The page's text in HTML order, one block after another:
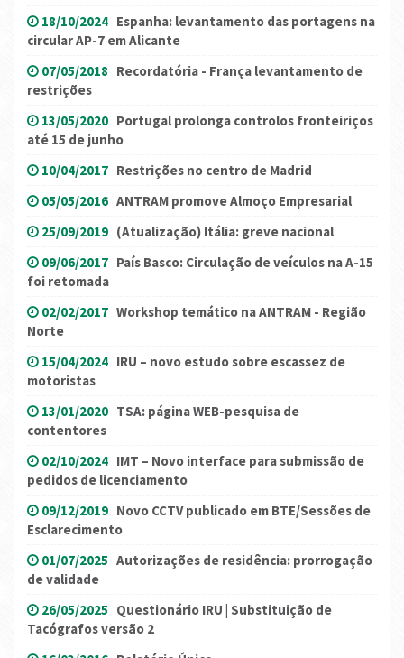
18/10/2024 Espanha: levantamento das portagens na
circular AP-7 em Alicante
07/05/2018 Recordatória - França levantamento de
restrições
13/05/2020 Portugal prolonga controlos fronteiriços
até 15 de junho
10/04/2017 Restrições no centro de Madrid
05/05/2016 ANTRAM promove Almoço Empresarial
25/09/2019 (Atualização) Itália: greve nacional
09/06/2017 País Basco: Circulação de veículos na A-15
foi retomada
02/02/2017 Workshop temático na ANTRAM - Região
Norte
15/04/2024 IRU – novo estudo sobre escassez de
motoristas
13/01/2020 TSA: página WEB-pesquisa de
contentores
02/10/2024 IMT – Novo interface para submissão de
pedidos de licenciamento
09/12/2019 Novo CCTV publicado em BTE/Sessões de
Esclarecimento
01/07/2025 Autorizações de residência: prorrogação
de validade
26/05/2025 Questionário IRU | Substituição de
Tacógrafos versão 2